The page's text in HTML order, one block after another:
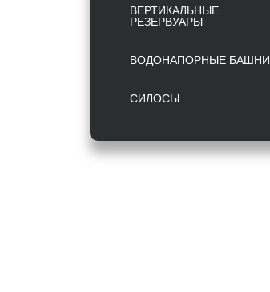
ВЕРТИКАЛЬНЫЕ
РЕЗЕРВУАРЫ
ВОДОНАПОРНЫЕ БАШНИ
СИЛОСЫ